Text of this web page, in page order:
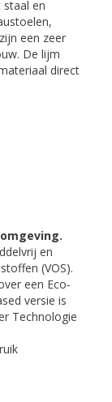
en
een zeer
De lijm
direct
en
(VOS).
een Eco-
versie is
Technologie